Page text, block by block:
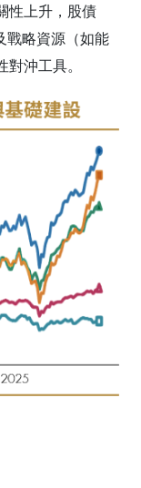
性上升，股債
戰略資源（如能
沖工具。